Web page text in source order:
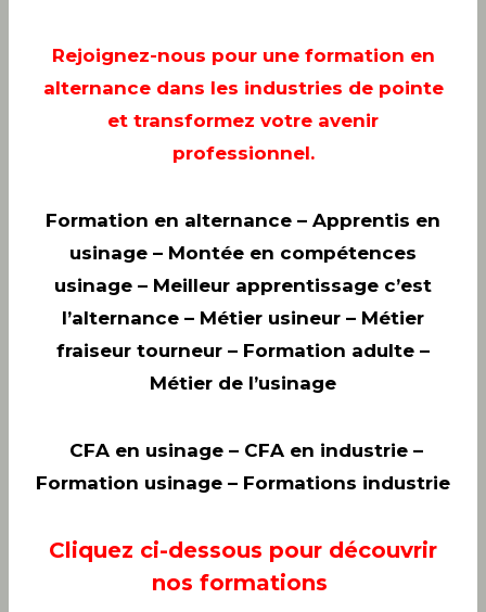
Rejoignez-nous pour une formation en
alternance dans les industries de pointe
et transformez votre avenir
professionnel.
Formation en alternance – Apprentis en
usinage – Montée en compétences
usinage – Meilleur apprentissage c’est
l’alternance – Métier usineur – Métier
fraiseur tourneur – Formation adulte –
Métier de l’usinage
CFA en usinage – CFA en industrie –
Formation usinage – Formations industrie
Cliquez ci-dessous pour découvrir
nos formations